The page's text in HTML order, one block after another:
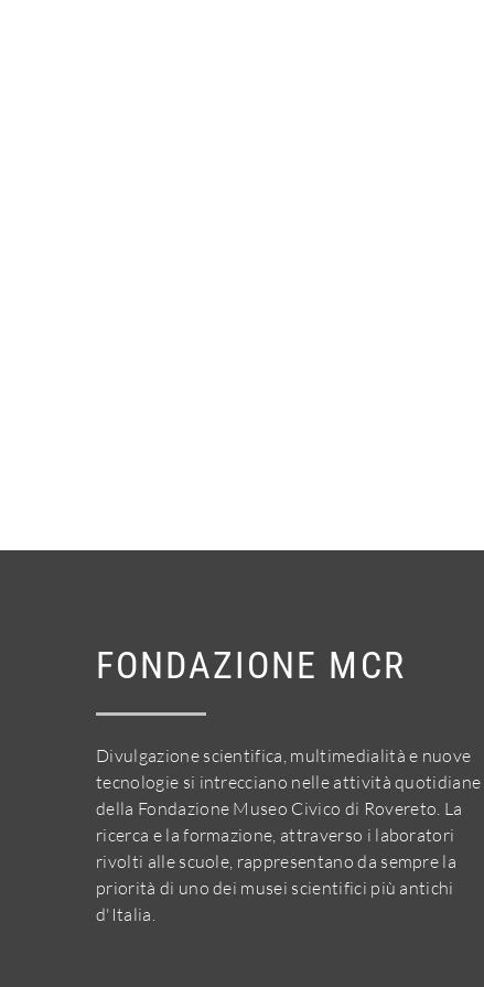
FONDAZIONE MCR
Divulgazione scientifica, multimedialità e nuove
tecnologie si intrecciano nelle attività quotidiane
della Fondazione Museo Civico di Rovereto. La
ricerca e la formazione, attraverso i laboratori
rivolti alle scuole, rappresentano da sempre la
priorità di uno dei musei scientifici più antichi
d'Italia.